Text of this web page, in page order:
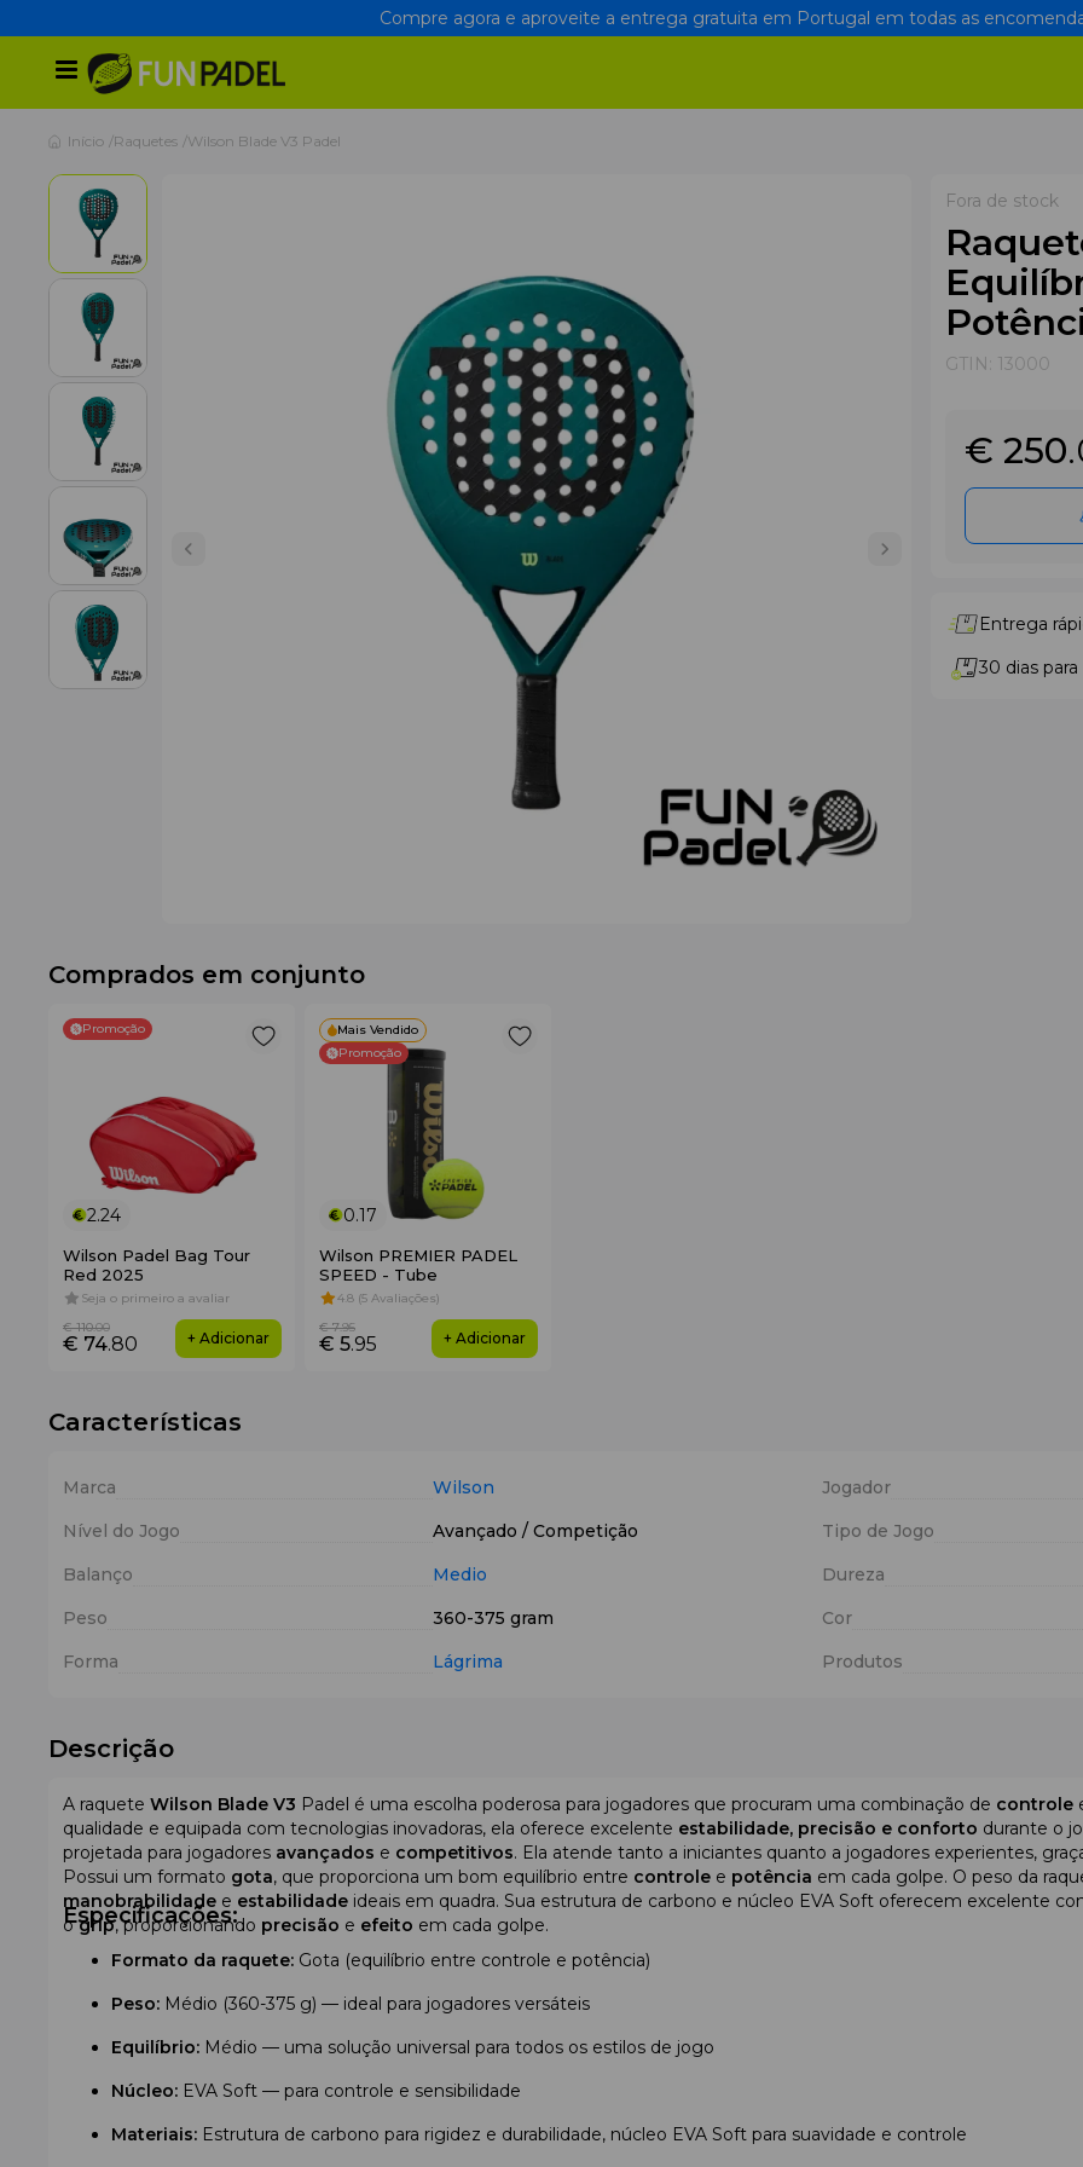
Compre agora e aproveite a entrega gratuita em Portugal em todas as
Início Raquetes Wilson Blade V3 Padel
Fora de stock
GTIN: 13000
€ 250
Entrega
30 dias
Comprados em conjunto
Promoção
2.24
Wilson Padel Bag Tour
Red 2025
Seja o primeiro a avaliar
€ 74.80
€ 110.00
+ Adicionar
Mais Vendido
Promoção
0.17
Wilson PREMIER PADEL
SPEED - Tube
4.8 (5 Avaliações)
€ 5.95
€ 7.95
+ Adicionar
Características
Marca Wilson
Jogador
Nível do Jogo
Avançado / Competição
Tipo de Jogo
Balanço
Medio
Dureza
Peso
360-375 gram
Cor
Forma
Lágrima Produtos
Descrição
A raquete Wilson Blade V3 Padel é uma escolha poderosa para jogadores que procuram uma combinação de controle
qualidade e equipada com tecnologias inovadoras, ela oferece excelente estabilidade, precisão e conforto durante o
projetada para jogadores avançados e competitivos. Ela atende tanto a iniciantes quanto a jogadores experientes,
Possui um formato gota, que proporciona um bom equilíbrio entre controle e potência em cada golpe. O peso da
manobrabilidade e estabilidade ideais em quadra. Sua estrutura de carbono e núcleo EVA Soft oferecem excelente
ogrip, proporcionando precisão e efeito em cada golpe.
Especificações:
Formato da raquete: Gota (equilíbrio entre controle e potência)
Peso: Médio (360-375 g) — ideal para jogadores versáteis
Equilíbrio: Médio — uma solução universal para todos os estilos de jogo
Núcleo: EVA Soft — para controle e sensibilidade
Materiais: Estrutura de carbono para rigidez e durabilidade, núcleo EVA Soft para suavidade e controle